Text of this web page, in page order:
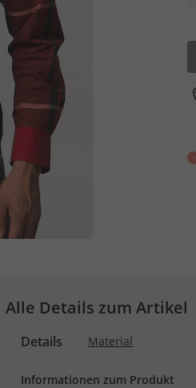
Alle Details zum Artikel
Details Material
Informationen zum Produkt